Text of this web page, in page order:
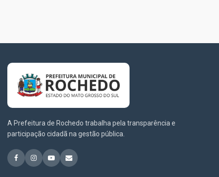
A Prefeitura de Rochedo trabalha pela transparência e
participação cidadã na gestão pública.